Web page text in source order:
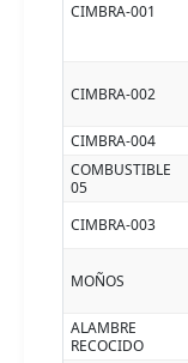
CIMBRA-001
CIMBRA-002
CIMBRA-004
COMBUSTIBLE
05
CIMBRA-003
MOÑOS
ALAMBRE
RECOCIDO